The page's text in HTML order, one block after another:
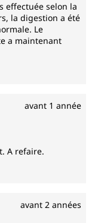
effectuée selon la
la digestion a été
Le
a maintenant
avant 1 année
A refaire.
avant 2 années